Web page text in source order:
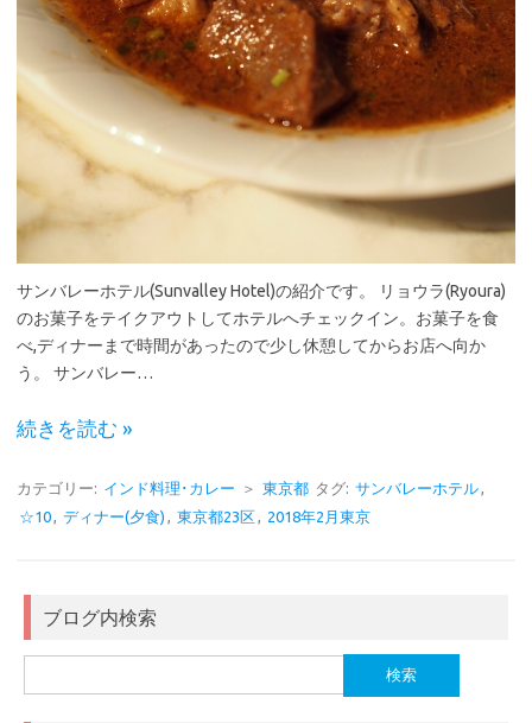
サンバレーホテル(Sunvalley Hotel)の紹介です。 リョウラ(Ryoura)
のお菓子をテイクアウトしてホテルへチェックイン。お菓子を食
べ,ディナーまで時間があったので少し休憩してからお店へ向か
う。 サンバレー…
続きを読む »
カテゴリー: インド料理･カレー ＞ 東京都 タグ: サンバレーホテル,
☆10, ディナー(夕食) , 東京都23区, 2018年2月東京
ブログ内検索
索: